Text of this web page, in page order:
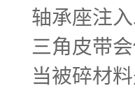
轴承座注
三角皮带
当被碎材